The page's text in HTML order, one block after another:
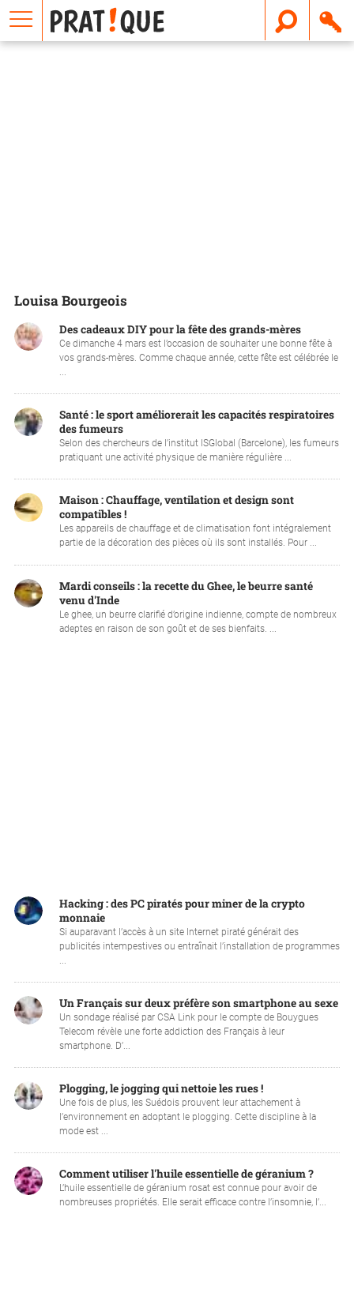
Louisa Bourgeois
Des cadeaux DIY pour la fête des grands-mères
Ce dimanche 4 mars est l’occasion de souhaiter une bonne fête à
vos grands-mères. Comme chaque année, cette fête est célébrée le
...
Santé : le sport améliorerait les capacités respiratoires
des fumeurs
Selon des chercheurs de l’institut ISGlobal (Barcelone), les fumeurs
pratiquant une activité physique de manière régulière ...
Maison : Chauffage, ventilation et design sont
compatibles !
Les appareils de chauffage et de climatisation font intégralement
partie de la décoration des pièces où ils sont installés. Pour ...
Mardi conseils : la recette du Ghee, le beurre santé
venu d'Inde
Le ghee, un beurre clarifié d’origine indienne, compte de nombreux
adeptes en raison de son goût et de ses bienfaits. ...
Hacking : des PC piratés pour miner de la crypto
monnaie
Si auparavant l’accès à un site Internet piraté générait des
publicités intempestives ou entraînait l’installation de programmes
Un Français sur deux préfère son smartphone au sexe
Un sondage réalisé par CSA Link pour le compte de Bouygues
Telecom révèle une forte addiction des Français à leur
smartphone. D’...
Plogging, le jogging qui nettoie les rues !
Une fois de plus, les Suédois prouvent leur attachement à
l’environnement en adoptant le plogging. Cette discipline à la
mode est ...
Comment utiliser l'huile essentielle de géranium ?
L’huile essentielle de géranium rosat est connue pour avoir de
nombreuses propriétés. Elle serait efficace contre l’insomnie, l’...
E
m
a